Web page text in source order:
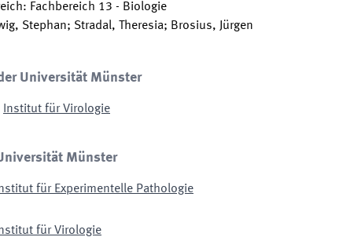
: Fachbereich 13 - Biologie
Stephan; Stradal, Theresia; Brosius, Jürgen
Universität Münster
Institut für Virologie
Münster
für Experimentelle Pathologie
für Virologie